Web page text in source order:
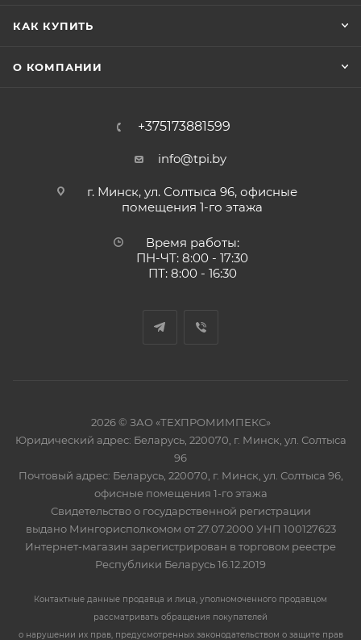
КАК КУПИТЬ
О КОМПАНИИ
+375173881599
info@tpi.by
г. Минск, ул. Солтыса 96, офисные
помещения 1-го этажа
Время работы:
ПН-ЧТ: 8:00 - 17:30
ПТ: 8:00 - 16:30
2026 © ЗАО «ТЕХПРОМИМПЕКС»
Юридический адрес: Беларусь, 220070, г. Минск, ул. Солтыса
96
Почтовый адрес: Беларусь, 220070, г. Минск, ул. Солтыса 96,
офисные помещения 1-го этажа
Свидетельство о государственной регистрации
выдано Мингорисполкомом от 27.07.2000 УНП 100127623
Интернет-магазин зарегистрирован в торговом реестре
Республики Беларусь 16.12.2019
Контактные данные продавца и лица, уполномоченного продавцом
рассматривать обращения покупателей
о нарушении их прав, предусмотренных законодательством о защите прав